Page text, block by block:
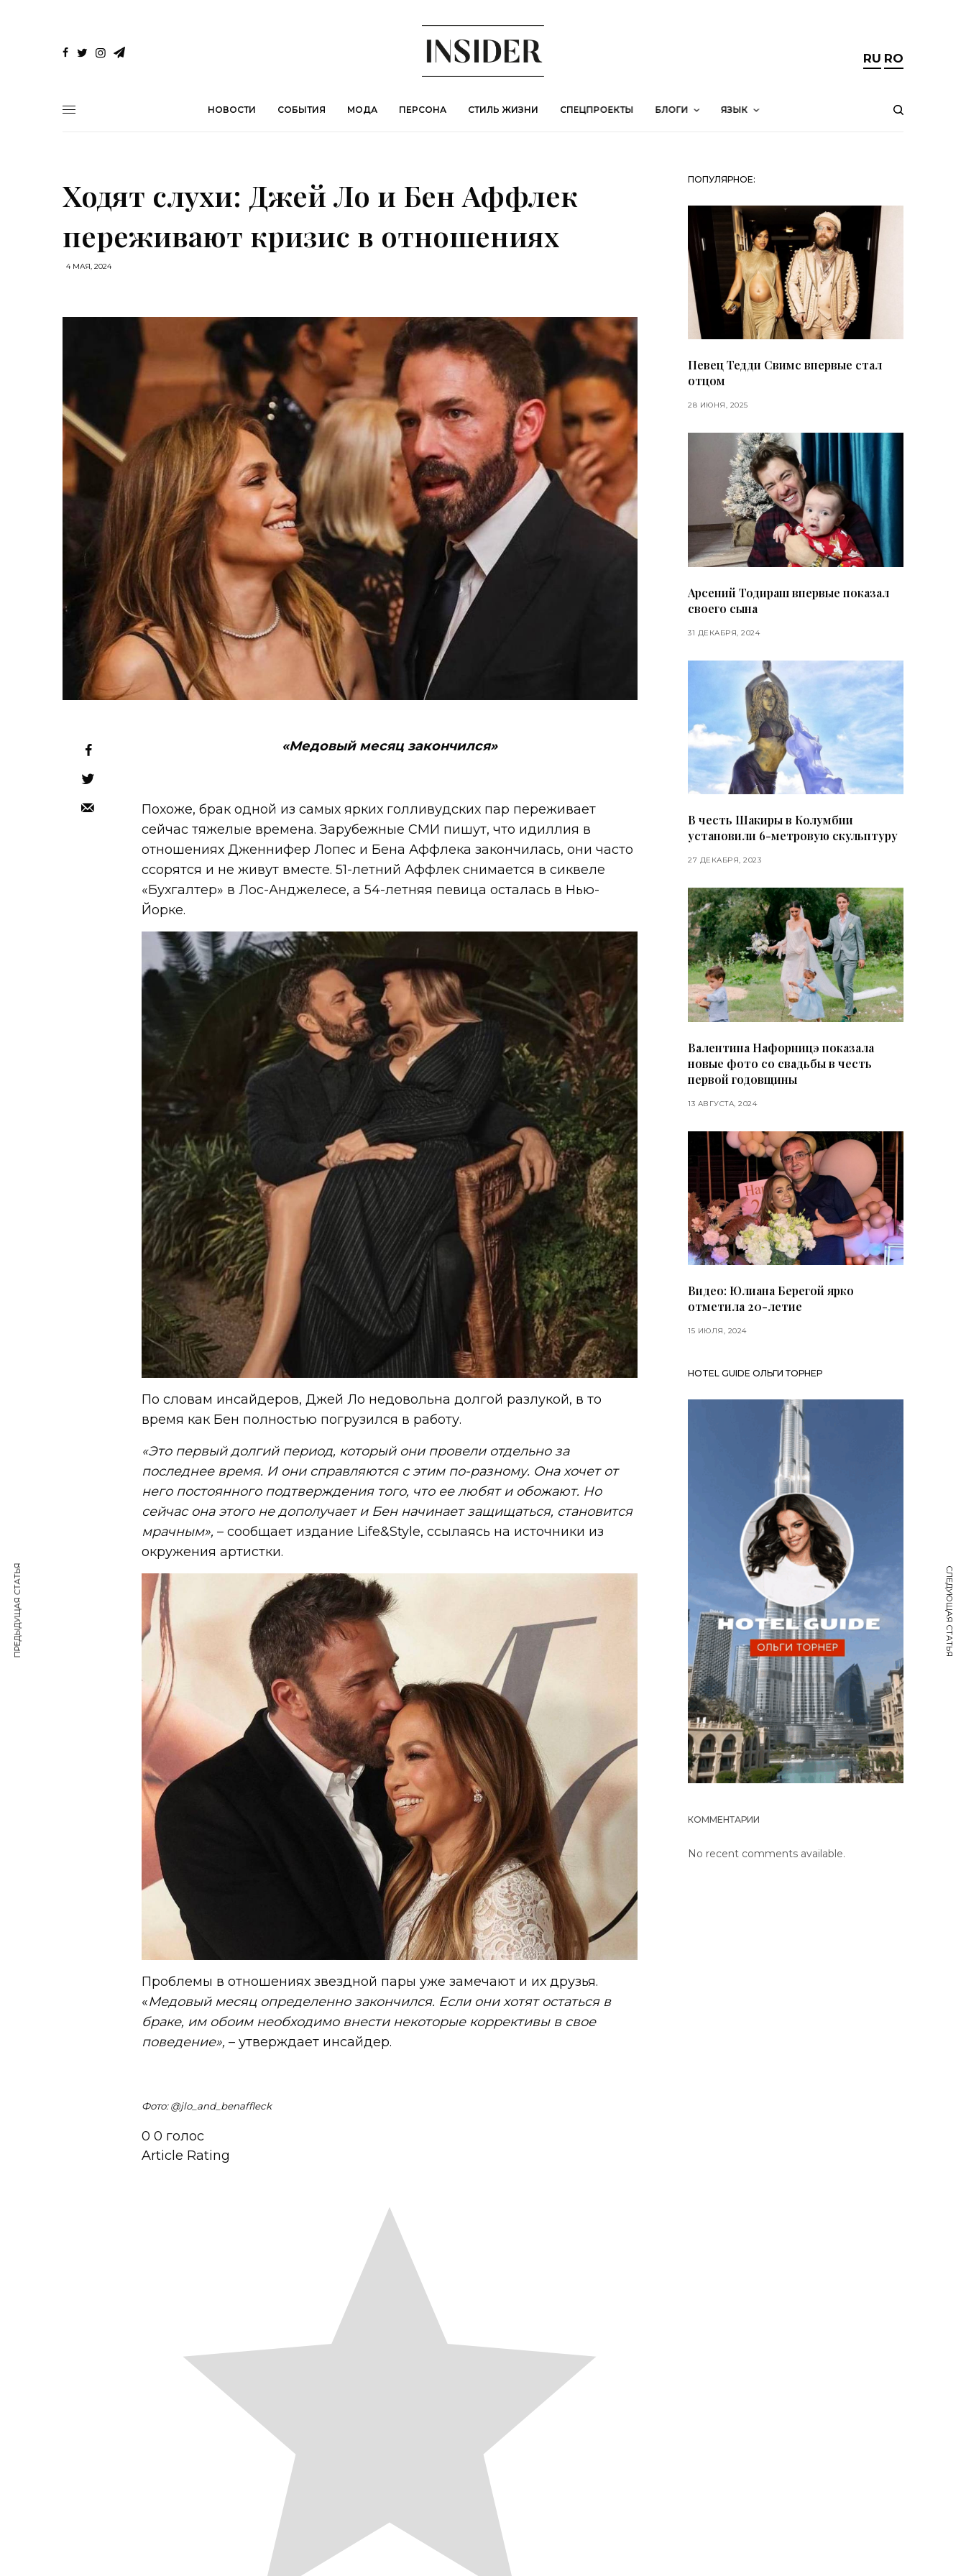
RU RO
НОВОСТИ СОБЫТИЯ МОДА ПЕРСОНА СТИЛЬ ЖИЗНИ СПЕЦПРОЕКТЫ БЛОГИ ЯЗЫК
Ходят слухи: Джей Ло и Бен Аффлек
переживают кризис в отношениях
4 МАЯ, 2024
«Медовый месяц закончился»
Похоже, брак одной из самых ярких голливудских пар переживает
сейчас тяжелые времена. Зарубежные СМИ пишут, что идиллия в
отношениях Дженнифер Лопес и Бена Аффлека закончилась, они часто
ссорятся и не живут вместе. 51-летний Аффлек снимается в сиквеле
«Бухгалтер» в Лос-Анджелесе, а 54-летняя певица осталась в Нью-
Йорке.
По словам инсайдеров, Джей Ло недовольна долгой разлукой, в то
время как Бен полностью погрузился в работу.
«Это первый долгий период, который они провели отдельно за
последнее время. И они справляются с этим по-разному. Она хочет от
него постоянного подтверждения того, что ее любят и обожают. Но
сейчас она этого не дополучает и Бен начинает защищаться, становится
мрачным», – сообщает издание Life&Style, ссылаясь на источники из
окружения артистки.
Проблемы в отношениях звездной пары уже замечают и их друзья.
«Медовый месяц определенно закончился. Если они хотят остаться в
браке, им обоим необходимо внести некоторые коррективы в свое
поведение», – утверждает инсайдер.
Фото: @jlo_and_benaffleck
0 0 голос
Article Rating
ПОПУЛЯРНОЕ:
Певец Тедди Свимс впервые стал
отцом
28 ИЮНЯ, 2025
Арсений Тодираш впервые показал
своего сына
31 ДЕКАБРЯ, 2024
В честь Шакиры в Колумбии
установили 6-метровую скульптуру
27 ДЕКАБРЯ, 2023
Валентина Нафорницэ показала
новые фото со свадьбы в честь
первой годовщины
13 АВГУСТА, 2024
Видео: Юлиана Берегой ярко
отметила 20-летие
15 ИЮЛЯ, 2024
HOTEL GUIDE ОЛЬГИ ТОРНЕР
КОММЕНТАРИИ
No recent comments available.
ПРЕДЫДУЩАЯ СТАТЬЯ СЛЕДУЮЩАЯ СТАТЬЯ